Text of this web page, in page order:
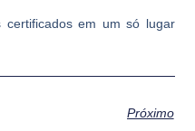
certificados em um só lugar
Próximo